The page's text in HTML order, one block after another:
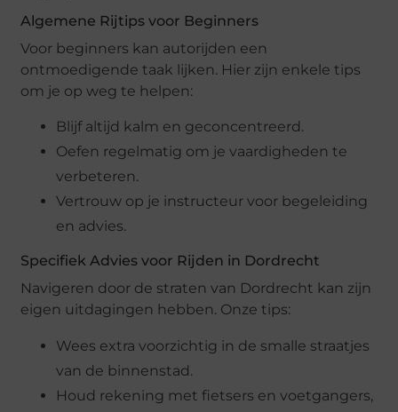
Algemene Rijtips voor Beginners
Voor beginners kan autorijden een
ontmoedigende taak lijken. Hier zijn enkele tips
om je op weg te helpen:
Blijf altijd kalm en geconcentreerd.
Oefen regelmatig om je vaardigheden te
verbeteren.
Vertrouw op je instructeur voor begeleiding
en advies.
Specifiek Advies voor Rijden in Dordrecht
Navigeren door de straten van Dordrecht kan zijn
eigen uitdagingen hebben. Onze tips:
Wees extra voorzichtig in de smalle straatjes
van de binnenstad.
Houd rekening met fietsers en voetgangers,